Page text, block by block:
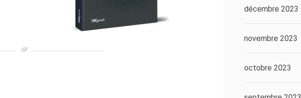
décembre 2023
novembre 2023
octobre 2023